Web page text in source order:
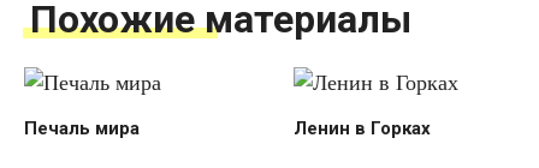
Похожие материалы
Печаль мира Ленин в Горках